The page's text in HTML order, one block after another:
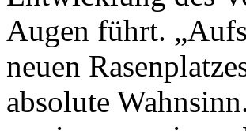
Augen führt.
neuen
absolute